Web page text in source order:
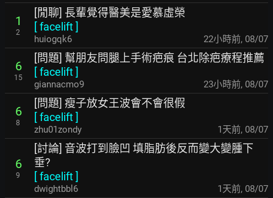
1
2
[閒聊] 長輩覺得醫美是愛慕虛榮
[facelift]
huiogqk6 22小時前, 08/07
6
15
[問題] 幫朋友問腿上手術疤痕 台北除疤療程推薦
[facelift]
giannacmo9 23小時前, 08/07
6
8
[問題] 瘦子放女王波會不會很假
[facelift]
zhu01zondy 1天前, 08/07
6
9
[討論] 音波打到臉凹 填脂肪後反而變大變腫下
垂?
[facelift]
dwightbbl6 1天前, 08/07